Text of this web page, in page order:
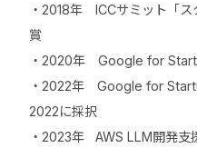
・2018年 ICCサミット「ス
賞
・2020年 Google for
・2022年 Google for
2022に採択
・2023年 AWS LLM開発支